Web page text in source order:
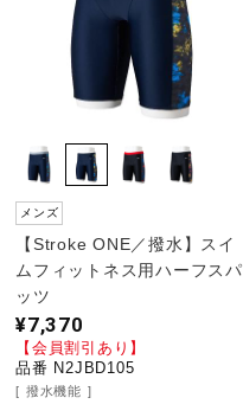
メンズ
【Stroke ONE／撥水】スイ
ムフィットネス用ハーフスパ
ッツ
¥7,370
【会員割引あり】
品番 N2JBD105
撥水機能